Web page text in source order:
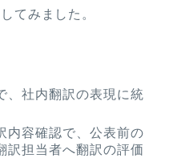
てみました。
、社内翻訳の表現に統
内容確認で、公表前の
訳担当者へ翻訳の評価